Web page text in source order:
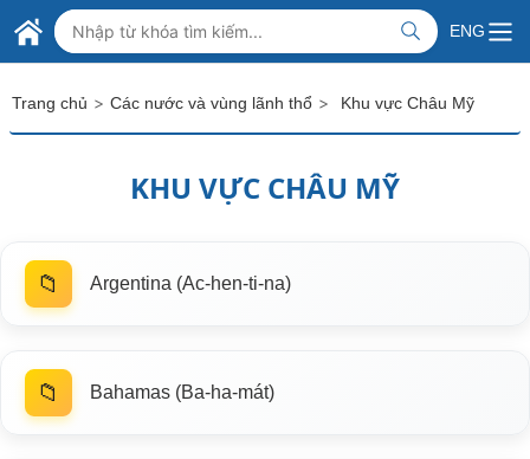
Skip to Main Content
BỘ NGOẠI GIAO VIỆT NAM
MINISTRY OF FOREIGN AFFAIRS
ENG
Trang chủ > Các nước và vùng lãnh thổ > Khu vực Châu Mỹ
KHU VỰC CHÂU MỸ
📁 Argentina (Ac-hen-ti-na)
📁 Bahamas (Ba-ha-mát)